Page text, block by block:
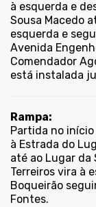
à esquerda e
Sousa Macedo
esquerda e
Avenida
Comendador
está instalada
Rampa:
Partida no
à Estrada do
até ao Lugar da
Terreiros vira à
Boqueirão
Fontes.